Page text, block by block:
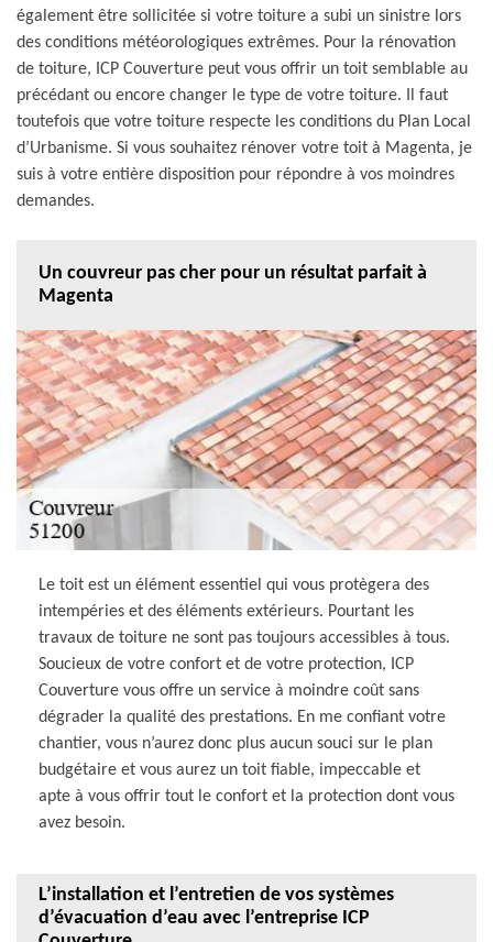
également être sollicitée si votre toiture a subi un sinistre lors
des conditions météorologiques extrêmes. Pour la rénovation
de toiture, ICP Couverture peut vous offrir un toit semblable au
précédant ou encore changer le type de votre toiture. Il faut
toutefois que votre toiture respecte les conditions du Plan Local
d’Urbanisme. Si vous souhaitez rénover votre toit à Magenta, je
suis à votre entière disposition pour répondre à vos moindres
demandes.
Un couvreur pas cher pour un résultat parfait à
Magenta
Le toit est un élément essentiel qui vous protègera des
intempéries et des éléments extérieurs. Pourtant les
travaux de toiture ne sont pas toujours accessibles à tous.
Soucieux de votre confort et de votre protection, ICP
Couverture vous offre un service à moindre coût sans
dégrader la qualité des prestations. En me confiant votre
chantier, vous n’aurez donc plus aucun souci sur le plan
budgétaire et vous aurez un toit fiable, impeccable et
apte à vous offrir tout le confort et la protection dont vous
avez besoin.
L’installation et l’entretien de vos systèmes
d’évacuation d’eau avec l’entreprise ICP